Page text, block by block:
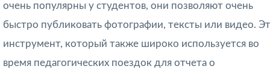
очень популярны у студентов, они позволяют очень
быстро публиковать фотографии, тексты или видео.
инструмент, который также широко используется во
время педагогических поездок для отчета о